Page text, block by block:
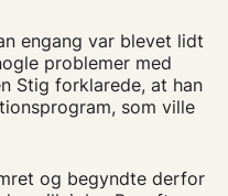
engang var blevet lidt
problemer med
Stig forklarede, at han
som ville
og begyndte derfor